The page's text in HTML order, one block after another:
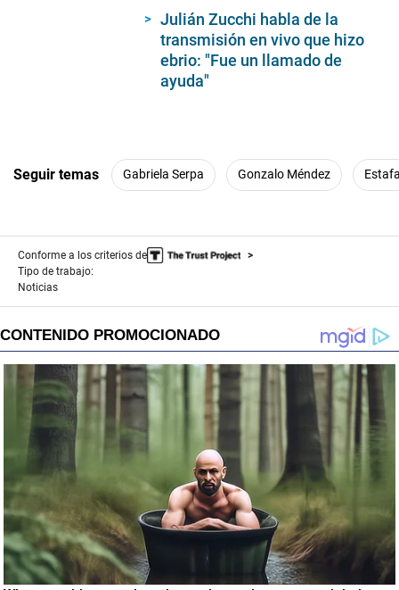
Julián Zucchi habla de la
transmisión en vivo que hizo
ebrio: "Fue un llamado de
ayuda"
Seguir temas Gabriela Serpa Gonzalo Méndez
Conforme a los criterios de
Tipo de trabajo:
Noticias